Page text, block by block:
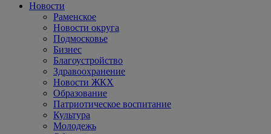
Новости
Раменское
Новости округа
Подмосковье
Бизнес
Благоустройство
Здравоохранение
Новости ЖКХ
Образование
Патриотическое воспитание
Культура
Молодежь